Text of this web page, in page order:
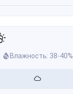
Влажность: 38-40%